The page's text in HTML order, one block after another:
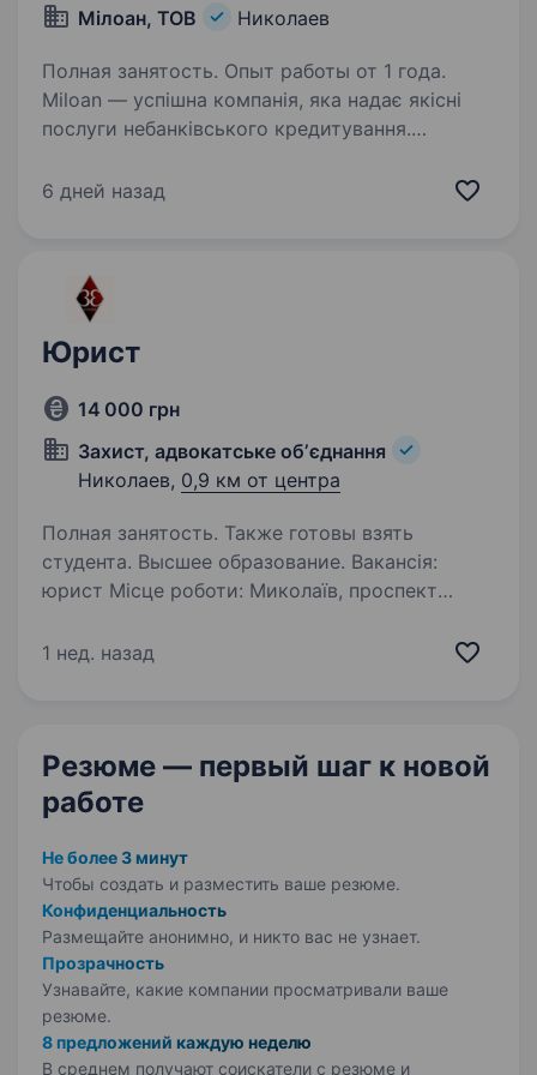
Мілоан, ТОВ Николаев
Полная занятость. Опыт работы от 1 года.
Miloan — успішна компанія, яка надає якісні
послуги небанківського кредитування.
та входимо в Топ-5 FinTech компанії
6 дней назад
Юрист
14 000 грн
Захист, адвокатське обʼєднання
Николаев, 0,9 км от центра
Полная занятость. Также готовы взять
студента. Высшее образование. Вакансія:
юрист Місце роботи: Миколаїв, проспект
об'єднання «Захист» Ми шукаємо
1 нед. назад
Резюме — первый шаг к новой
работе
Не более 3 минут
Чтобы создать и разместить ваше резюме.
Конфиденциальность
Размещайте анонимно, и никто вас не узнает.
Прозрачность
Узнавайте, какие компании просматривали ваше
резюме.
8 предложений каждую неделю
В среднем получают соискатели с резюме и